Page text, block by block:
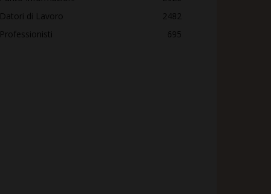
Datori di Lavoro
2482
Professionisti
695